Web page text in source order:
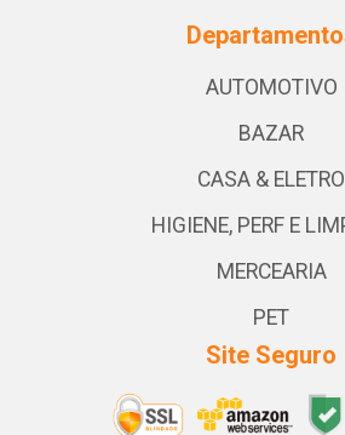
AUTOMOTIVO
BAZAR
CASA & ELETRO
HIGIENE, PERF E
MERCEARIA
PET
Site Seguro